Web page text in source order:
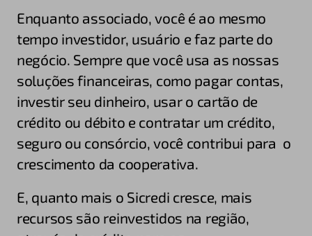
Enquanto associado, você é ao mesmo
tempo investidor, usuário e faz parte do
negócio. Sempre que você usa as nossas
soluções financeiras, como pagar contas,
investir seu dinheiro, usar o cartão de
crédito ou débito e contratar um crédito,
seguro ou consórcio, você contribui para o
crescimento da cooperativa.
E, quanto mais o Sicredi cresce, mais
recursos são reinvestidos na região,